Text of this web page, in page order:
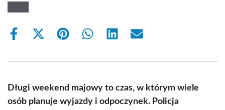
Share
Share
(Twitter)
Share Share Share Share
Długi weekend majowy to czas, w którym wiele
osób planuje wyjazdy i odpoczynek. Policja